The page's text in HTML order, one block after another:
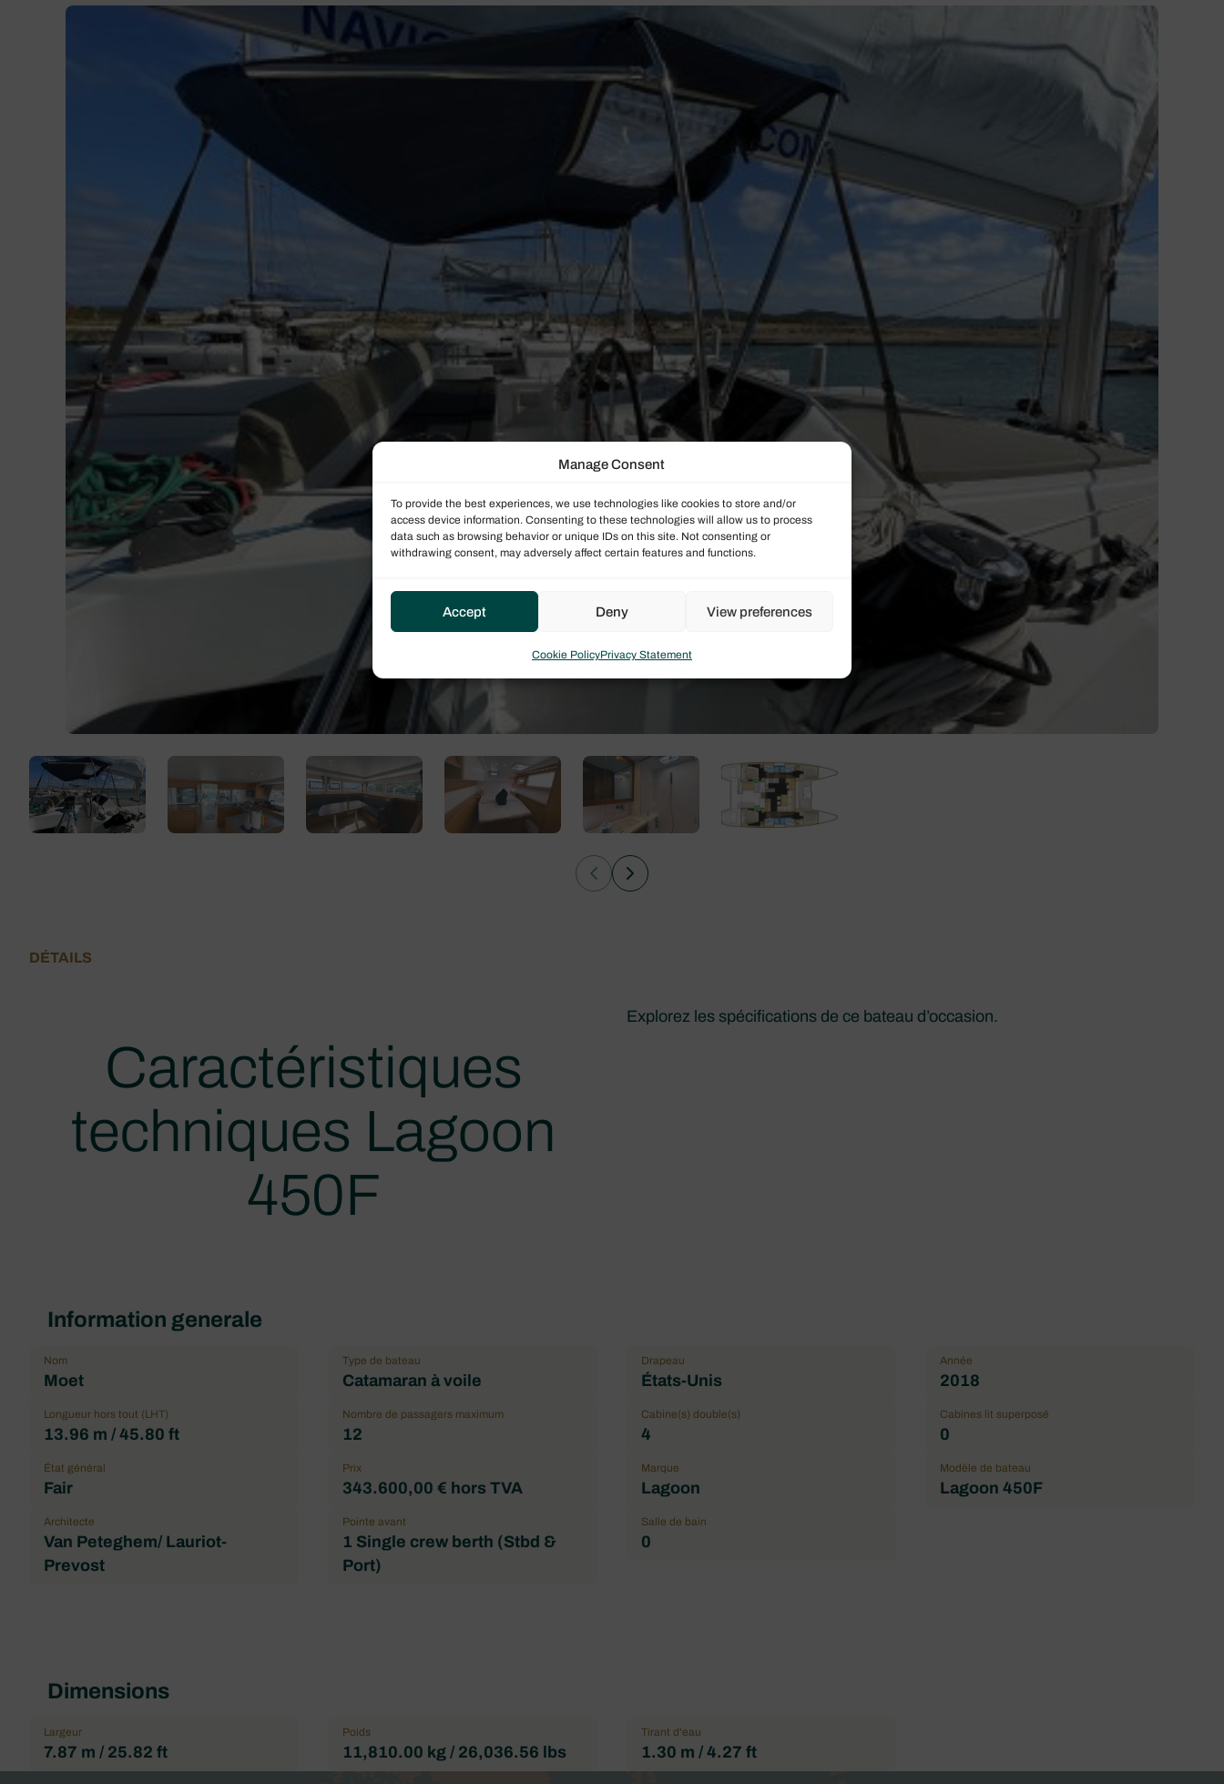
Manage Consent
To provide the best experiences, we use technologies like cookies to store and/or
access device information. Consenting to these technologies will allow us to process
data such as browsing behavior or unique IDs on this site. Not consenting or
withdrawing consent, may adversely affect certain features and functions.
Accept Deny View preferences
Cookie PolicyPrivacy Statement
DÉTAILS
Caractéristiques
techniques Lagoon
450F
Explorez les spécifications de ce bateau d’occasion.
Information generale
Nom
Moet
Type de bateau
Catamaran à voile
Drapeau
États-Unis
Année
2018
Longueur hors tout (LHT)
13.96 m / 45.80 ft
Nombre de passagers maximum
12
Cabine(s) double(s)
4
Cabines lit superposé
0
État général
Fair
Prix
343.600,00 € hors TVA
Marque
Lagoon
Modèle de bateau
Lagoon 450F
Architecte
Van Peteghem/ Lauriot-
Prevost
Pointe avant
1 Single crew berth (Stbd &
Port)
Salle de bain
0
Dimensions
Largeur
7.87 m / 25.82 ft
Poids
11,810.00 kg / 26,036.56 lbs
Tirant d'eau
1.30 m / 4.27 ft